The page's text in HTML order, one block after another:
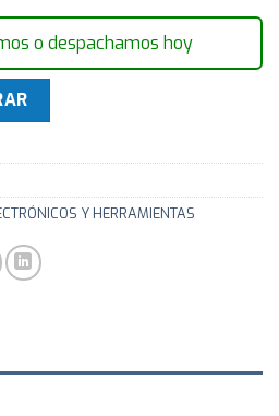
o despachamos hoy
VC-63B cantidad
Y HERRAMIENTAS